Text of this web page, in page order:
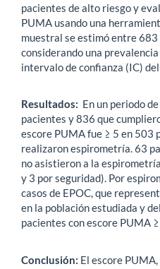
pacientes de alto riesgo y
PUMA usando una
muestral se estimó entre
considerando una
intervalo de confianza (IC)
Resultados: En un periodo
pacientes y 836 que
escore PUMA fue ≥ 5 en 503
realizaron espirometría. 63
no asistieron a la
y 3 por seguridad). Por
casos de EPOC, que
en la población estudiada y
pacientes con escore PUMA
Conclusión: El escore